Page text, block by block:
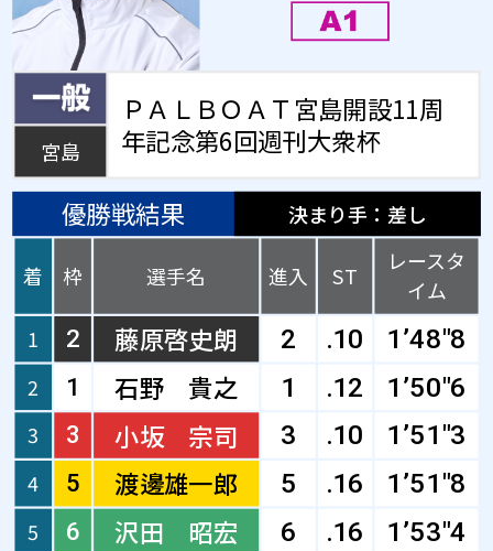
ＰＡＬＢＯＡＴ宮島開設11周
年記念第6回週刊大衆杯
宮島
優勝戦結果 決まり手：差し
着 枠 選手名 進入 ST
レースタ
イム
1
2 藤原啓史朗 2 .10 1’48"8
2 1 石野 貴之 1 .12 1’50"6
3 3 小坂 宗司 3 .10 1’51"3
4 5 渡邊雄一郎 5 .16 1’51"8
5 6 沢田 昭宏 6 .16 1’53"4